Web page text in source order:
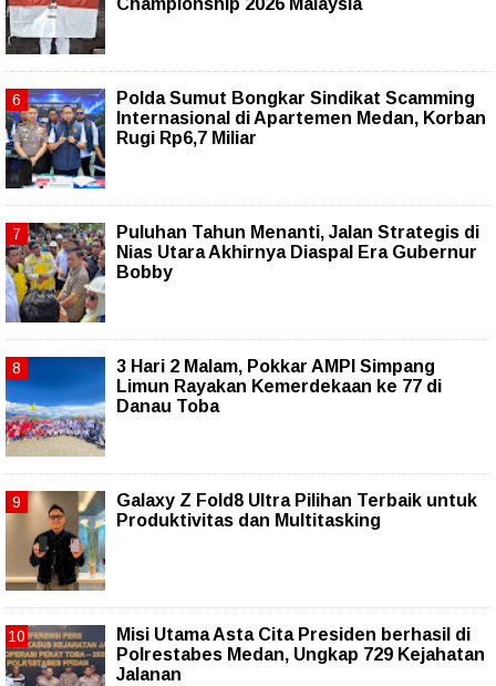
Championship 2026 Malaysia
Polda Sumut Bongkar Sindikat Scamming
Internasional di Apartemen Medan, Korban
Rugi Rp6,7 Miliar
Puluhan Tahun Menanti, Jalan Strategis di
Nias Utara Akhirnya Diaspal Era Gubernur
Bobby
3 Hari 2 Malam, Pokkar AMPI Simpang
Limun Rayakan Kemerdekaan ke 77 di
Danau Toba
Galaxy Z Fold8 Ultra Pilihan Terbaik untuk
Produktivitas dan Multitasking
Misi Utama Asta Cita Presiden berhasil di
Polrestabes Medan, Ungkap 729 Kejahatan
Jalanan